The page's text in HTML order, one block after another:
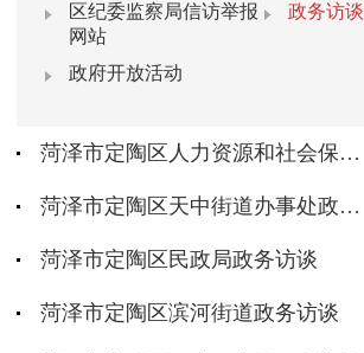
区纪委监察局信访举报
网站
政务访谈
政府开放活动
菏泽市定陶区人力资源和社会保障局政务访谈
菏泽市定陶区天中街道办事处政务访谈
菏泽市定陶区民政局政务访谈
菏泽市定陶区滨河街道政务访谈